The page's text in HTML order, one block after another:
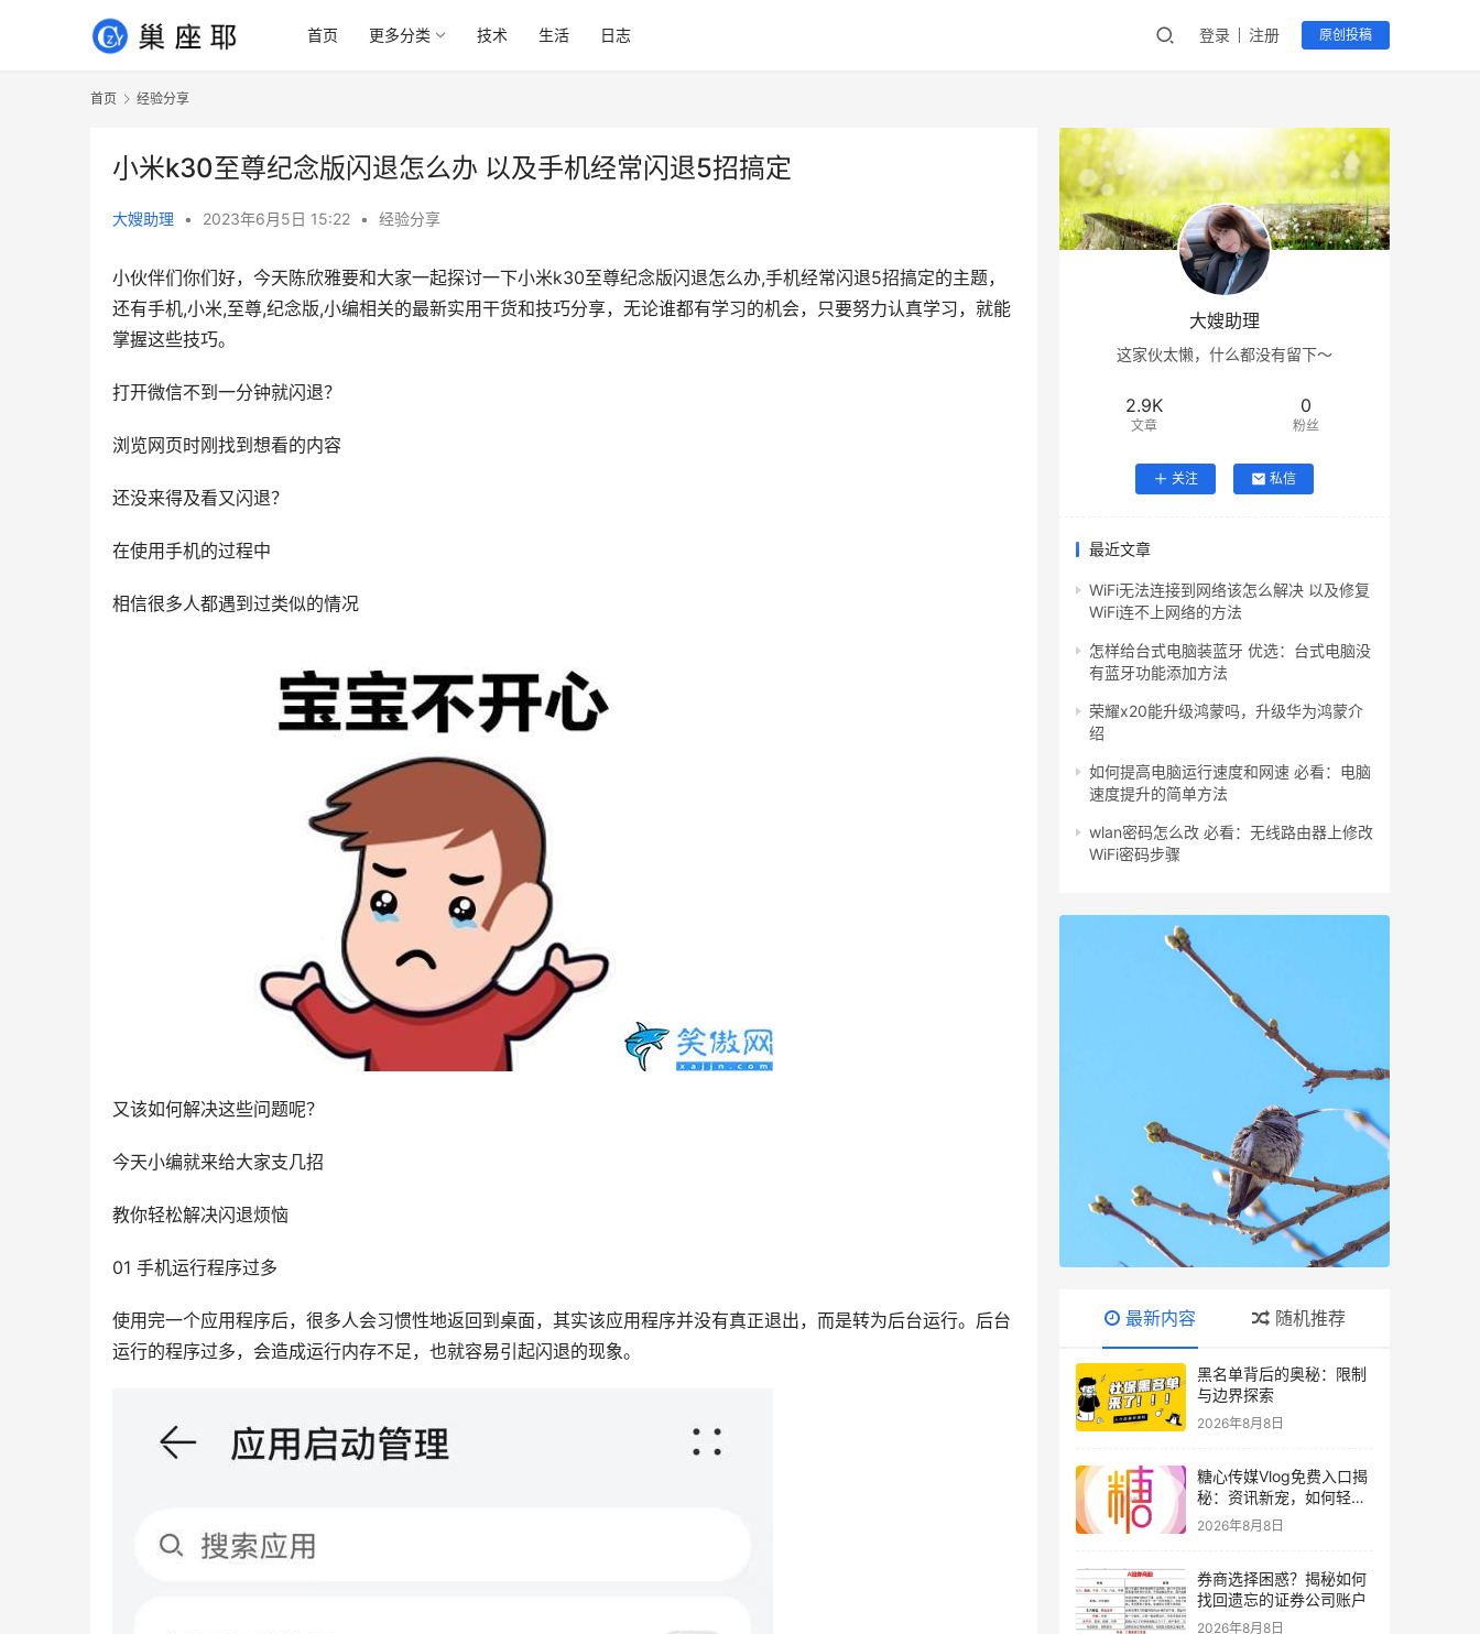
首页 更多分类 技术 生活 日志 登录 注册 原创投稿
首页 经验分享
小米k30至尊纪念版闪退怎么办 以及手机经常闪退5招搞定
大嫂助理 • 2023年6月5日 15:22 • 经验分享
小伙伴们你们好，今天陈欣雅要和大家一起探讨一下小米k30至尊纪念版闪退怎么办,手机经常闪退5招搞定的主题，
还有手机,小米,至尊,纪念版,小编相关的最新实用干货和技巧分享，无论谁都有学习的机会，只要努力认真学习，就能
掌握这些技巧。
打开微信不到一分钟就闪退？
浏览网页时刚找到想看的内容
还没来得及看又闪退？
在使用手机的过程中
相信很多人都遇到过类似的情况
又该如何解决这些问题呢？
今天小编就来给大家支几招
教你轻松解决闪退烦恼
01 手机运行程序过多
使用完一个应用程序后，很多人会习惯性地返回到桌面，其实该应用程序并没有真正退出，而是转为后台运行。后台
运行的程序过多，会造成运行内存不足，也就容易引起闪退的现象。
大嫂助理
这家伙太懒，什么都没有留下～
2.9K
文章
0
粉丝
关注 私信
最近文章
WiFi无法连接到网络该怎么解决 以及修复
WiFi连不上网络的方法
怎样给台式电脑装蓝牙 优选：台式电脑没
有蓝牙功能添加方法
荣耀x20能升级鸿蒙吗，升级华为鸿蒙介
绍
如何提高电脑运行速度和网速 必看：电脑
速度提升的简单方法
wlan密码怎么改 必看：无线路由器上修改
WiFi密码步骤
最新内容 随机推荐
黑名单背后的奥秘：限制
与边界探索
2026年8月8日
糖心传媒Vlog免费入口揭
秘：资讯新宠，如何轻松
获取？
2026年8月8日
券商选择困惑？揭秘如何
找回遗忘的证券公司账户
2026年8月8日